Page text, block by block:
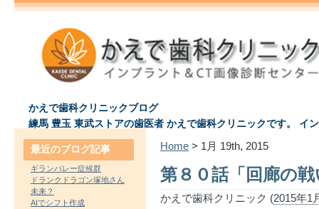
かえで歯科クリニックブログ
練馬 豊玉 東武ストアの歯医者 かえで歯科クリニックです。 イ
Home > 1月 19th, 2015
第８０話「回廊の
かえで歯科クリニック (2015年1
最近のブログ記事
ギランバレー症候群
ドランクドラゴン塚地さん
未来？
AIでシフト作成